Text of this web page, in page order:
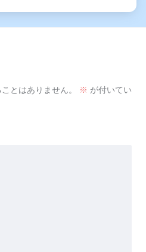
とはありません。 ※ が付いてい